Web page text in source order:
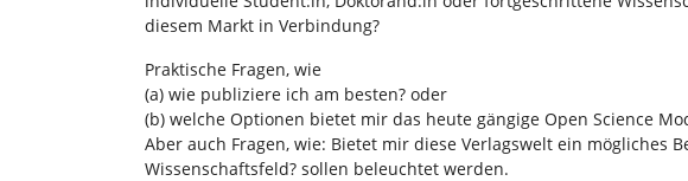
diesem Markt in Verbindung?
Praktische Fragen, wie
(a) wie publiziere ich am besten? oder
(b) welche Optionen bietet mir das heute gängige Open Science
Aber auch Fragen, wie: Bietet mir diese Verlagswelt ein mögliches
Wissenschaftsfeld? sollen beleuchtet werden.